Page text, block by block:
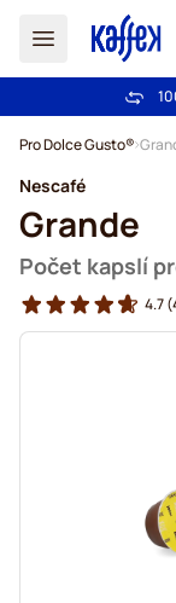
Pro Dolce Gusto®
Nescafé
Grande
Počet kapslí
4.7